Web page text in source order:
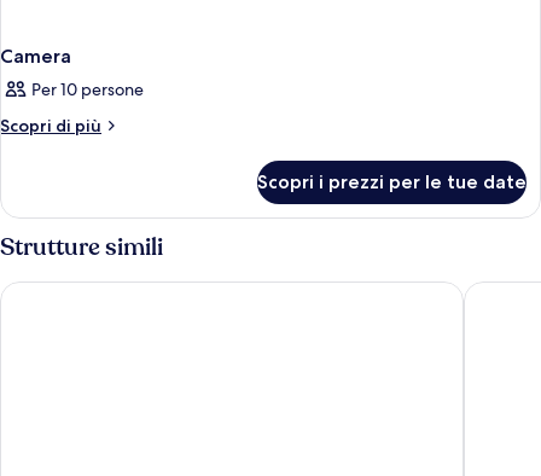
Camera
Per 10 persone
Scopri di più
Altri
Scopri i prezzi per le tue date
Strutture simili
Hotel Simius Playa Palm